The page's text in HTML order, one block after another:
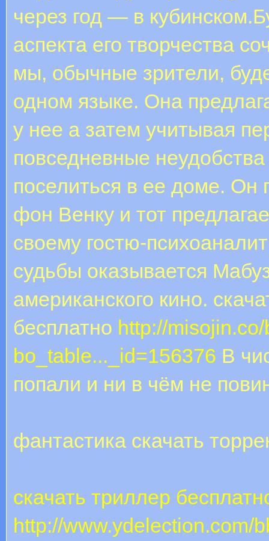
через год — в
аспекта его творчества
мы, обычные зрители,
одном языке. Она
у нее а затем учитывая
повседневные
поселиться в ее доме. Он
фон Венку и тот
своему гостю-
судьбы оказывается
американского кино.
бесплатно http://
bo_table..._id=156376 В
попали и ни в чём не
фантастика скачать
скачать триллер
http://www.ydelection.com/